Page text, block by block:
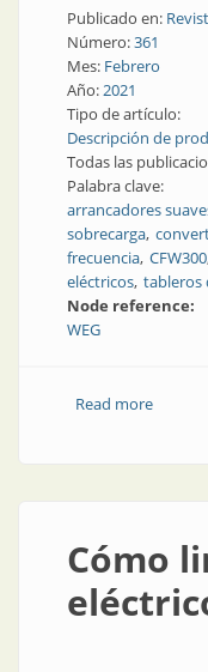
Publicado en:
Número:361
Mes: Febrero
Año:2021
Tipo de artículo:
Descripción de
Todas las
Palabra clave:
arrancadores
sobrecarga
frecuencia CFW300
eléctricos tableros
Node reference:
WEG
Read moreabout
Cómo